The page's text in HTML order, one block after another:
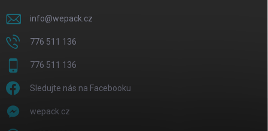
info@wepack.cz
776 511 136
776 511 136
Sledujte nás na Facebooku
wepack.cz